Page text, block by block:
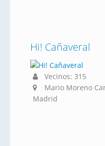
Hi! Cañaveral
Vecinos: 315
Mario Moreno
Madrid